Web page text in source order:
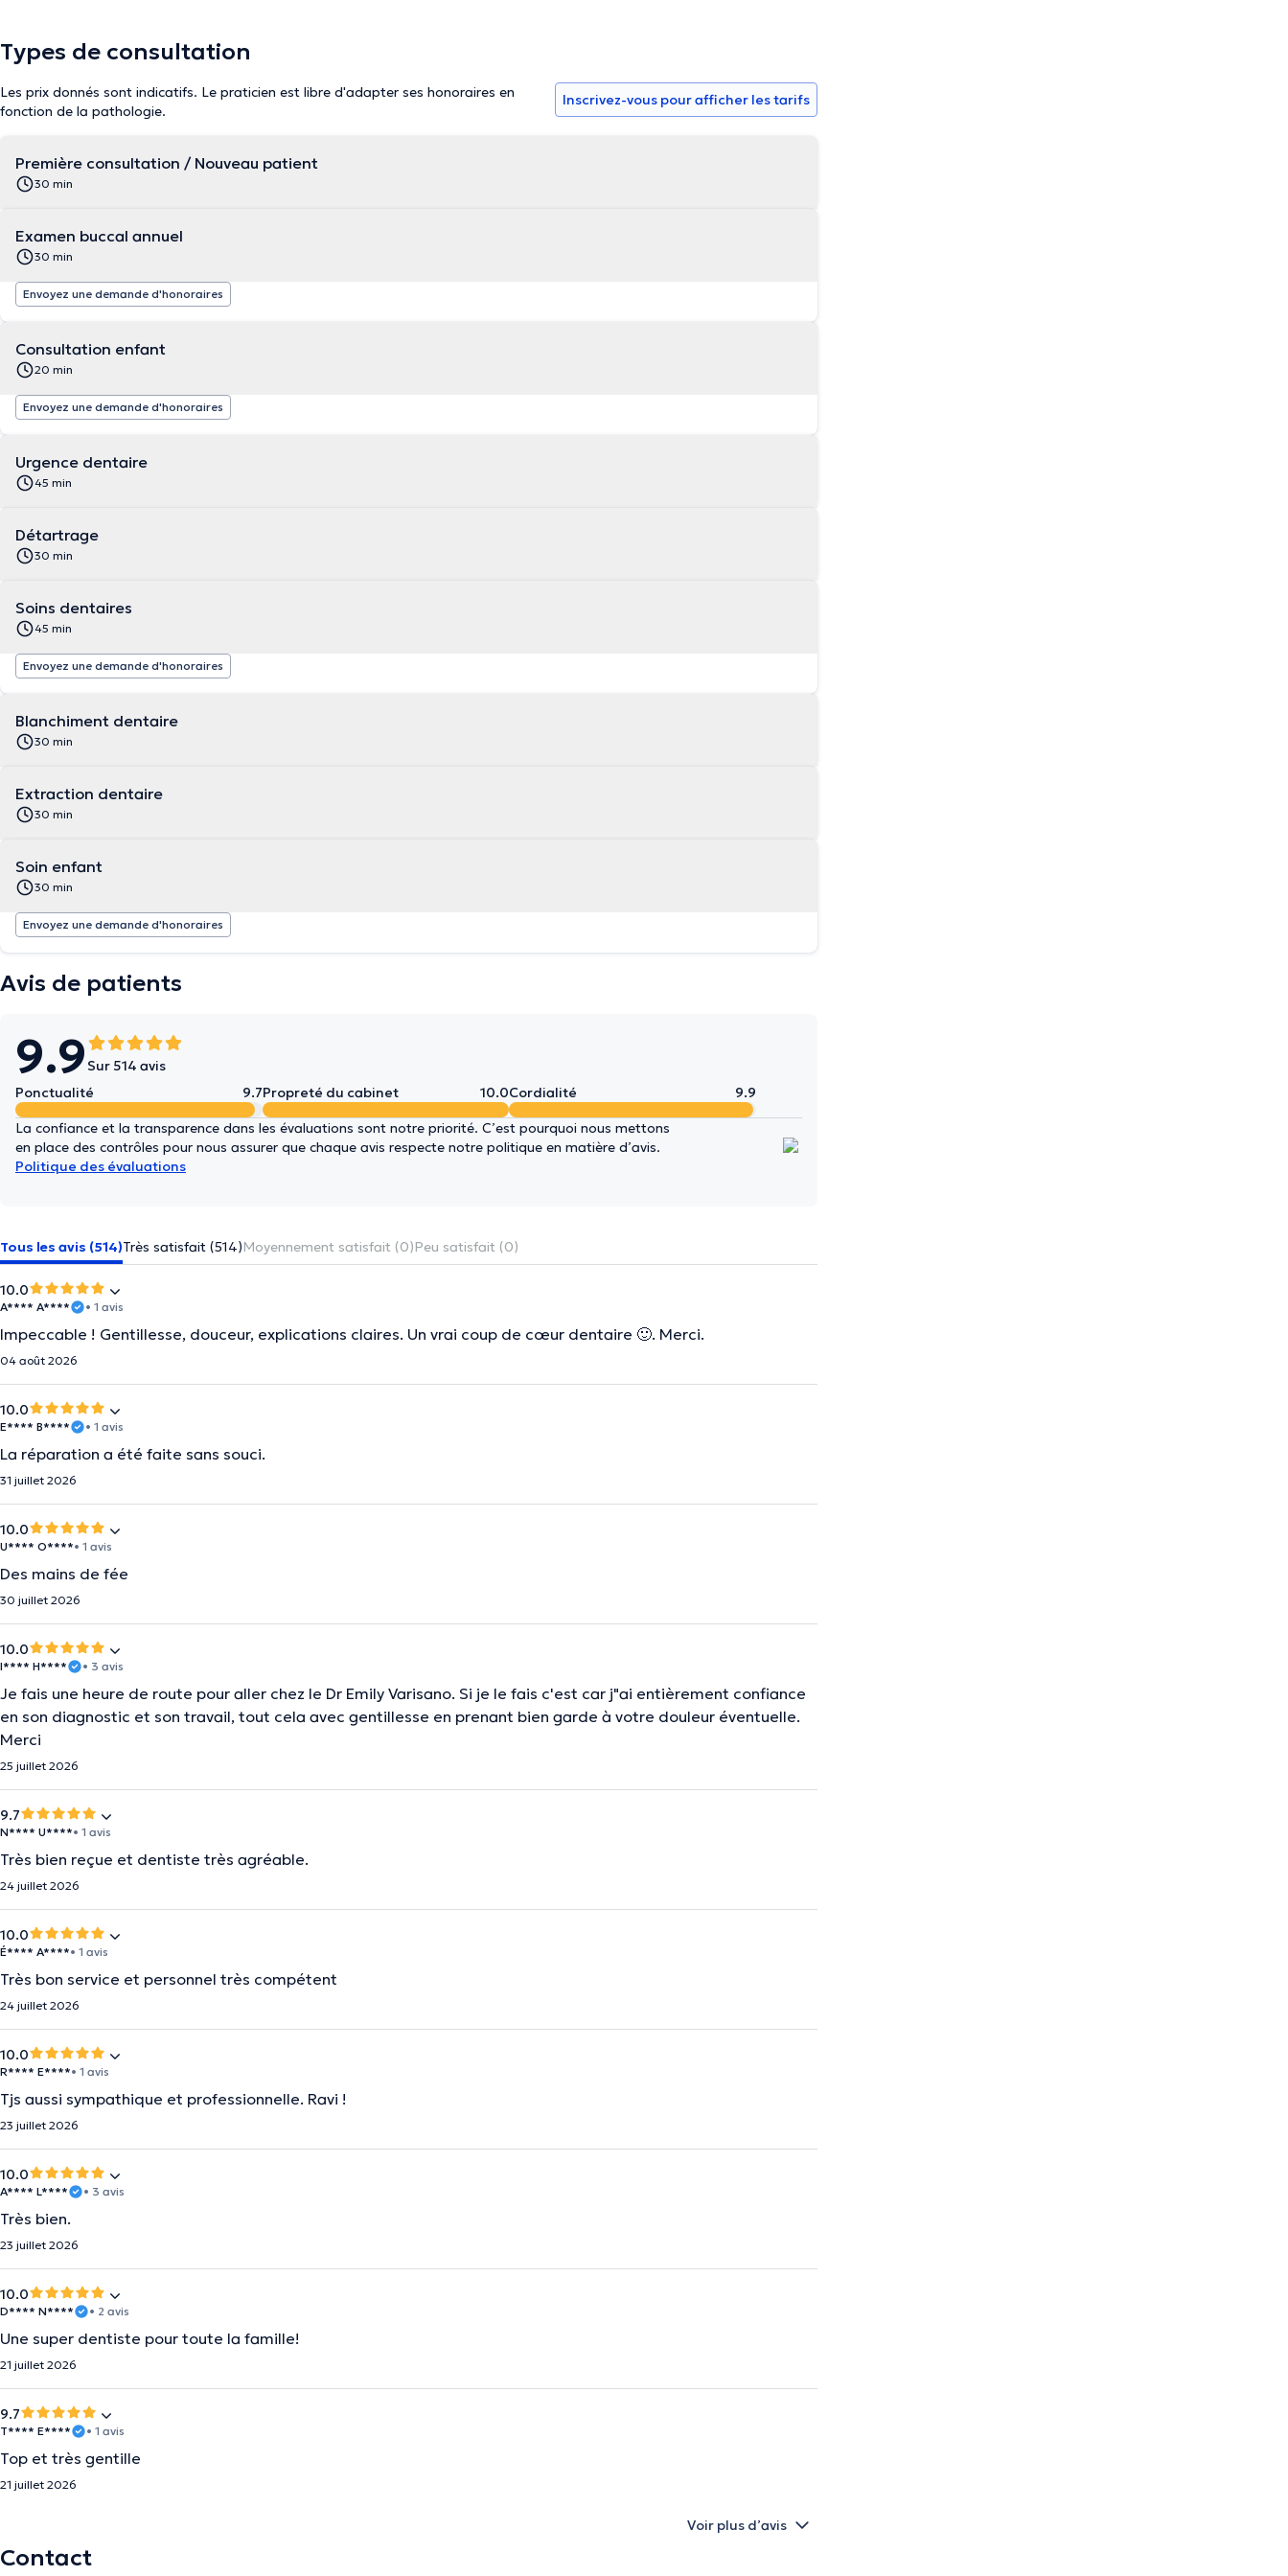
Types de consultation
Les prix donnés sont indicatifs. Le praticien est libre d'adapter ses honoraires en
fonction de la pathologie.
Inscrivez-vous pour afficher les tarifs
Première consultation / Nouveau patient
30 min
Examen buccal annuel
30 min
Envoyez une demande d'honoraires
Consultation enfant
20 min
Envoyez une demande d'honoraires
Urgence dentaire
45 min
Détartrage
30 min
Soins dentaires
45 min
Envoyez une demande d'honoraires
Blanchiment dentaire
30 min
Extraction dentaire
30 min
Soin enfant
30 min
Envoyez une demande d'honoraires
Avis de patients
9.9 Sur 514 avis
Ponctualité
9.7Propreté du cabinet 10.0Cordialité 9.9
La confiance et la transparence dans les évaluations sont notre priorité. C’est pourquoi nous mettons
en place des contrôles pour nous assurer que chaque avis respecte notre politique en matière d’avis.
Politique des évaluations
Tous les avis (514)Très satisfait (514)Moyennement satisfait (0)Peu satisfait (0)
10.0
A**** A**** • 1 avis
Impeccable ! Gentillesse, douceur, explications claires. Un vrai coup de cœur dentaire 🙂. Merci.
04 août 2026
10.0
E**** B**** • 1 avis
La réparation a été faite sans souci.
31 juillet 2026
10.0
U**** O****• 1 avis
Des mains de fée
30 juillet 2026
10.0
I**** H**** • 3 avis
Je fais une heure de route pour aller chez le Dr Emily Varisano. Si je le fais c'est car j"ai entièrement confiance
en son diagnostic et son travail, tout cela avec gentillesse en prenant bien garde à votre douleur éventuelle.
Merci
25 juillet 2026
9.7
N**** U****• 1 avis
Très bien reçue et dentiste très agréable.
24 juillet 2026
10.0
É**** A****• 1 avis
Très bon service et personnel très compétent
24 juillet 2026
10.0
R**** E****• 1 avis
Tjs aussi sympathique et professionnelle. Ravi !
23 juillet 2026
10.0
A**** L**** • 3 avis
Très bien.
23 juillet 2026
10.0
D**** N**** • 2 avis
Une super dentiste pour toute la famille!
21 juillet 2026
9.7
T**** E**** • 1 avis
Top et très gentille
21 juillet 2026
Voir plus d’avis
Contact